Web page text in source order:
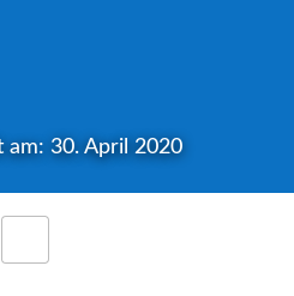
30. April 2020